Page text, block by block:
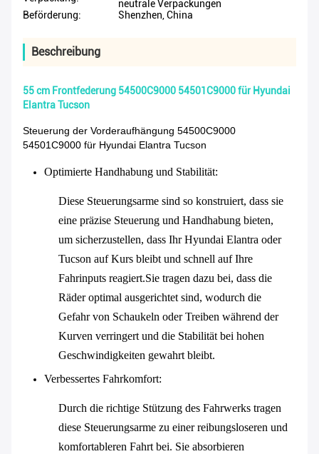
neutrale Verpackungen
Beförderung:
Shenzhen, China
Beschreibung
55 cm Frontfederung 54500C9000 54501C9000 für Hyundai
Elantra Tucson
Steuerung der Vorderaufhängung 54500C9000
54501C9000 für Hyundai Elantra Tucson
Optimierte Handhabung und Stabilität:
Diese Steuerungsarme sind so konstruiert, dass sie
eine präzise Steuerung und Handhabung bieten,
um sicherzustellen, dass Ihr Hyundai Elantra oder
Tucson auf Kurs bleibt und schnell auf Ihre
Fahrinputs reagiert.Sie tragen dazu bei, dass die
Räder optimal ausgerichtet sind, wodurch die
Gefahr von Schaukeln oder Treiben während der
Kurven verringert und die Stabilität bei hohen
Geschwindigkeiten gewahrt bleibt.
Verbessertes Fahrkomfort:
Durch die richtige Stützung des Fahrwerks tragen
diese Steuerungsarme zu einer reibungsloseren und
komfortableren Fahrt bei. Sie absorbieren